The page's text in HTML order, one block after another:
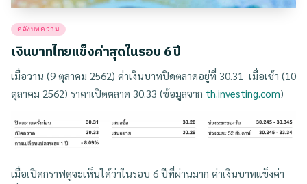
Posted
คลังบทความ
เงินบาทไทยแข็งค่าสุดในรอบ 6 ปี
เมื่อวาน (9 ตุลาคม 2562) ค่าเงินบาทปิดตลาดอยู่ที่ 30.31 เมื่อเช้า (10
ตุลาคม 2562) ราคาเปิดตลาด 30.33 (ข้อมูลจาก th.investing.com)
เมื่อเปิดกราฟดูจะเห็นได้ว่าในรอบ 6 ปีที่ผ่านมาก ค่าเงินบาทแข็งค่า